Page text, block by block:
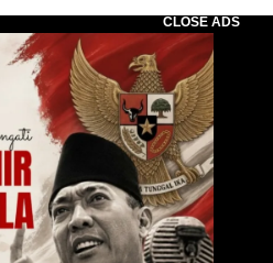
CLOSE ADS